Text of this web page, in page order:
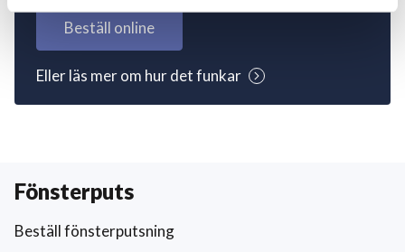
Beställ online
Eller läs mer om hur det funkar
Fönsterputs
Beställ fönsterputsning